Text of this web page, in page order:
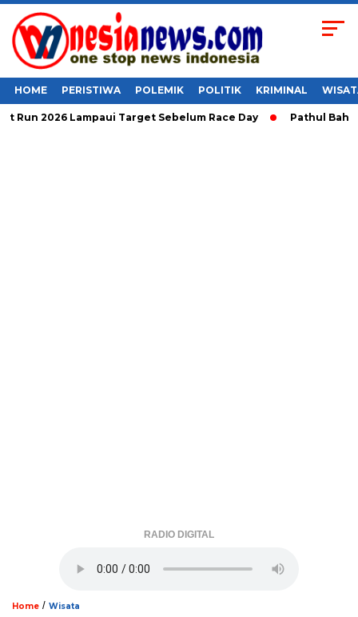
HOME PERISTIWA POLEMIK POLITIK KRIMINAL
2026 Lampaui Target Sebelum Race Day Pathul Bahri
RADIO DIGITAL
Home / Wisata